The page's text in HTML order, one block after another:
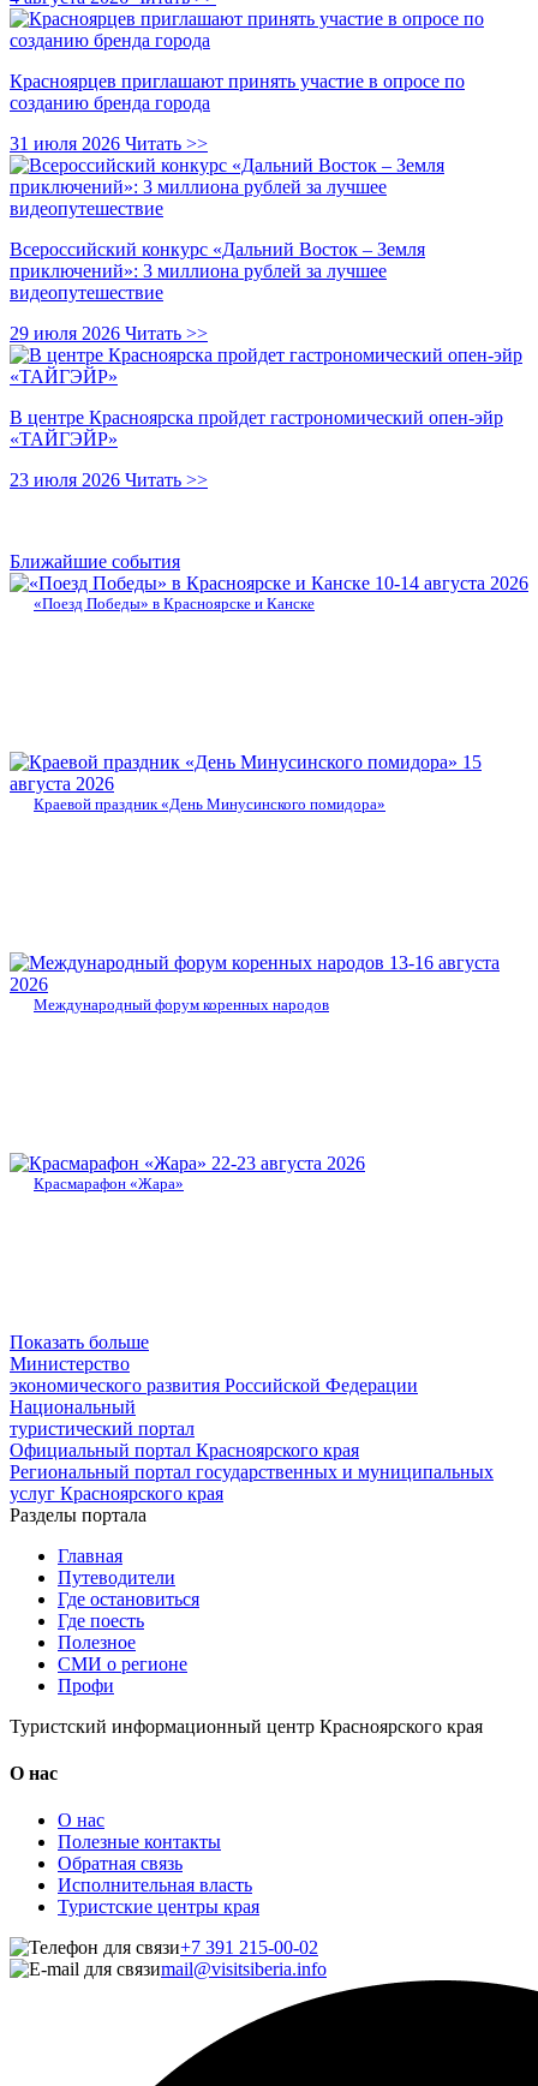
Красноярцев приглашают принять участие в опросе по
созданию бренда города
31 июля 2026 Читать >>
Всероссийский конкурс «Дальний Восток – Земля
приключений»: 3 миллиона рублей за лучшее
видеопутешествие
29 июля 2026 Читать >>
В центре Красноярска пройдет гастрономический опен-эйр
«ТАЙГЭЙР»
23 июля 2026 Читать >>
Ближайшие события
10-14 августа 2026
«Поезд Победы» в Красноярске и Канске
15
августа 2026
Краевой праздник «День Минусинского помидора»
13-16 августа
2026
Международный форум коренных народов
22-23 августа 2026
Красмарафон «Жара»
Показать больше
Министерство
экономического развития Российской Федерации
Национальный
туристический портал
Официальный портал Красноярского края
Региональный портал государственных и муниципальных
услуг Красноярского края
Разделы портала
Главная
Путеводители
Где остановиться
Где поесть
Полезное
СМИ о регионе
Профи
Туристский информационный центр Красноярского края
О нас
О нас
Полезные контакты
Обратная связь
Исполнительная власть
Туристские центры края
+7 391 215-00-02
mail@visitsiberia.info